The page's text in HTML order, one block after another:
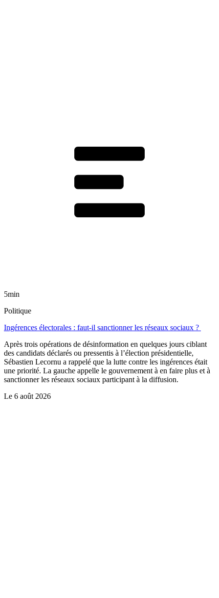
5min
Politique
Ingérences électorales : faut-il sanctionner les réseaux sociaux ?
Après trois opérations de désinformation en quelques jours ciblant
des candidats déclarés ou pressentis à l’élection présidentielle,
Sébastien Lecornu a rappelé que la lutte contre les ingérences était
une priorité. La gauche appelle le gouvernement à en faire plus et à
sanctionner les réseaux sociaux participant à la diffusion.
Le 6 août 2026